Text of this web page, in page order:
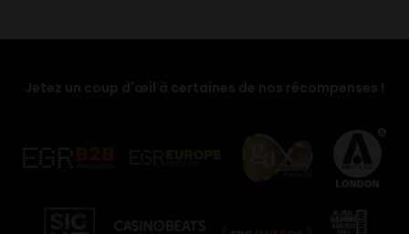
Jetez un coup d'œil à certaines de nos récompenses !